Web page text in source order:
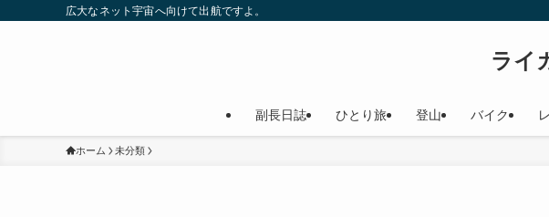
広大なネット宇宙へ向けて出航ですよ。
ライ
副長日誌 ひとり旅 登山 バイク
ホーム 未分類